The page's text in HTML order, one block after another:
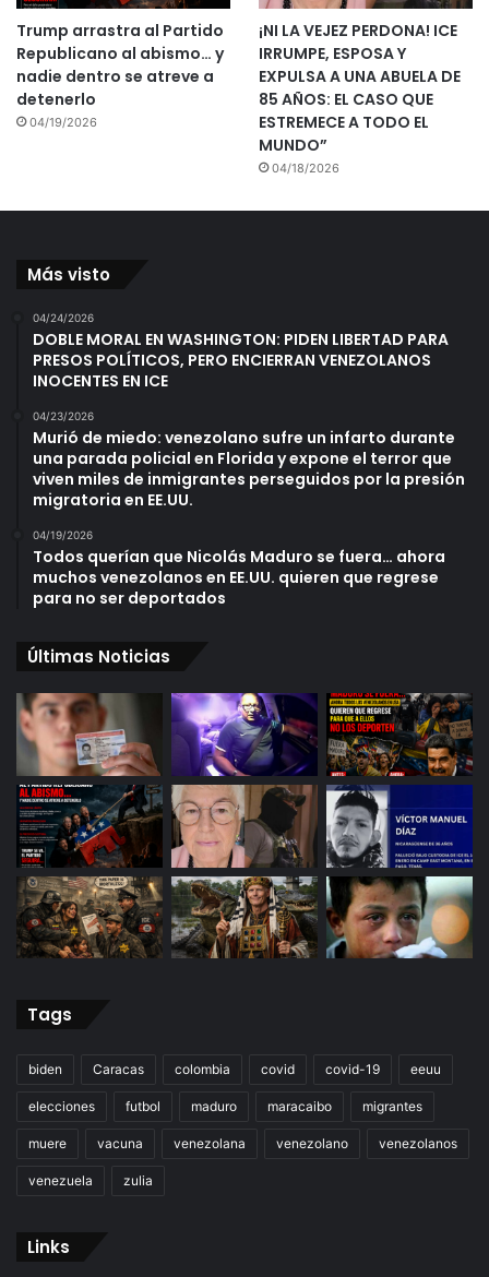
Trump arrastra al Partido
Republicano al abismo… y
nadie dentro se atreve a
detenerlo
04/19/2026
¡NI LA VEJEZ PERDONA! ICE
IRRUMPE, ESPOSA Y
EXPULSA A UNA ABUELA DE
85 AÑOS: EL CASO QUE
ESTREMECE A TODO EL
MUNDO”
04/18/2026
Más visto
04/24/2026
DOBLE MORAL EN WASHINGTON: PIDEN LIBERTAD PARA
PRESOS POLÍTICOS, PERO ENCIERRAN VENEZOLANOS
INOCENTES EN ICE
04/23/2026
Murió de miedo: venezolano sufre un infarto durante
una parada policial en Florida y expone el terror que
viven miles de inmigrantes perseguidos por la presión
migratoria en EE.UU.
04/19/2026
Todos querían que Nicolás Maduro se fuera… ahora
muchos venezolanos en EE.UU. quieren que regrese
para no ser deportados
Últimas Noticias
Tags
biden Caracas colombia covid covid-19 eeuu
elecciones futbol maduro maracaibo migrantes
muere vacuna venezolana venezolano venezolanos
venezuela zulia
Links